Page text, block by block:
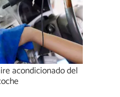
acondicionado del